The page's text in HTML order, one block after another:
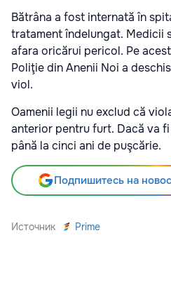
Bătrâna a fost internată în
tratament îndelungat. Medicii
afara oricărui pericol. Pe
Poliţie din Anenii Noi a
viol.
Oamenii legii nu exclud că
anterior pentru furt. Dacă va
până la cinci ani de puşcărie.
Подпишитесь на
Источник Prime